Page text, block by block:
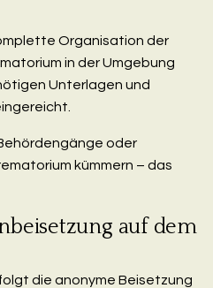
Organisation der
in der Umgebung
Unterlagen und
oder
kümmern – das
auf dem
die anonyme Beisetzung